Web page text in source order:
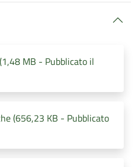
MB - Pubblicato il
(656,23 KB - Pubblicato